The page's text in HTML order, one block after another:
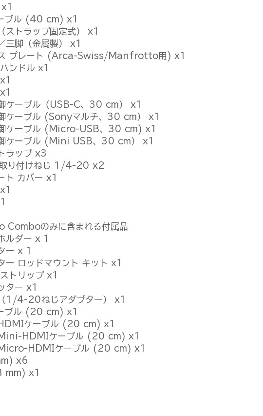
ブル (40 cm) x1
ストラップ固定式） x1
三脚（金属製） x1
ス プレート (Arca-Swiss/Manfrotto用) x1
ンドル x1
ケーブル（USB-C、30 cm） x1
ケーブル (Sonyマルチ、30 cm） x1
ケーブル (Micro-USB、30 cm) x1
ケーブル (Mini USB、30 cm） x1
ラップ x3
り付けねじ 1/4-20 x2
ト カバー x1
Comboのみに含まれる付属品
ルダー x 1
ー x 1
ー ロッドマウント キット x1
トリップ x1
ター x1
1/4-20ねじアダプター） x1
ブル (20 cm) x1
ケーブル (20 cm) x1
HDMIケーブル (20 cm) x1
HDMIケーブル (20 cm) x1
x6
mm) x1